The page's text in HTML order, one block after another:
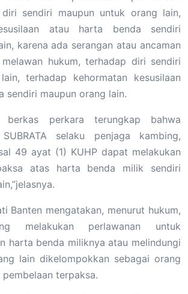
sendiri maupun untuk orang lain,
atau harta benda sendiri
karena ada serangan atau ancaman
hukum, terhadap diri sendiri
terhadap kehormatan kesusilaan
sendiri maupun orang lain.
berkas perkara terungkap bahwa
selaku penjaga kambing,
49 ayat (1) KUHP dapat melakukan
atas harta benda milik sendiri
Banten mengatakan, menurut hukum,
melakukan perlawanan untuk
harta benda miliknya atau melindungi
lain dikelompokkan sebagai orang
terpaksa.